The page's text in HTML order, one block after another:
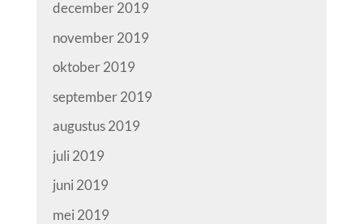
december 2019
november 2019
oktober 2019
september 2019
augustus 2019
juli 2019
juni 2019
mei 2019